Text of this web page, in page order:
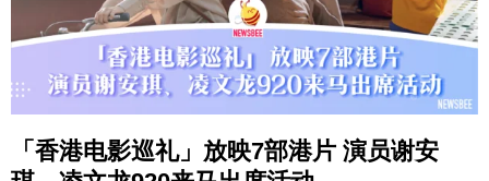
「香港电影巡礼」放映7部港片 演员谢安